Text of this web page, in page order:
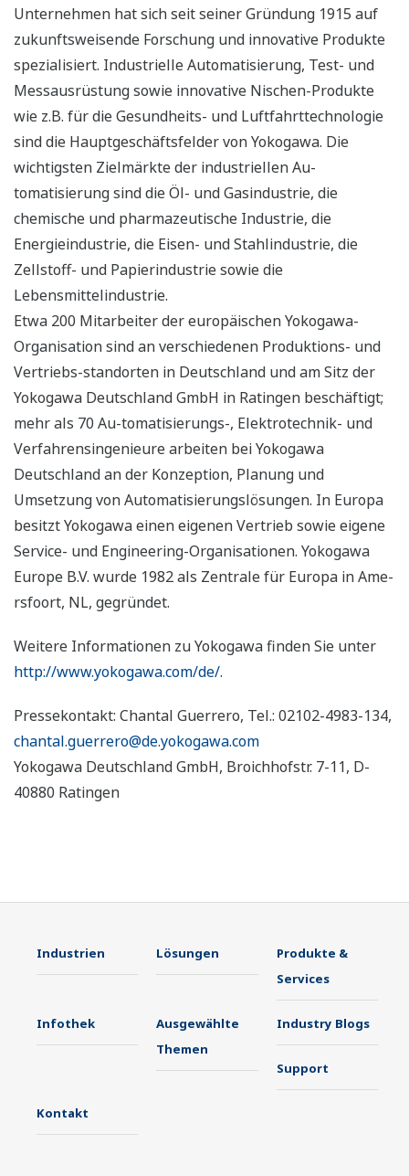
Unternehmen hat sich seit seiner Gründung 1915 auf
zukunftsweisende Forschung und innovative Produkte
spezialisiert. Industrielle Automatisierung, Test- und
Messausrüstung sowie innovative Nischen-Produkte
wie z.B. für die Gesundheits- und Luftfahrttechnologie
sind die Hauptgeschäftsfelder von Yokogawa. Die
wichtigsten Zielmärkte der industriellen Au-
tomatisierung sind die Öl- und Gasindustrie, die
chemische und pharmazeutische Industrie, die
Energieindustrie, die Eisen- und Stahlindustrie, die
Zellstoff- und Papierindustrie sowie die
Lebensmittelindustrie.
Etwa 200 Mitarbeiter der europäischen Yokogawa-
Organisation sind an verschiedenen Produktions- und
Vertriebs-standorten in Deutschland und am Sitz der
Yokogawa Deutschland GmbH in Ratingen beschäftigt;
mehr als 70 Au-tomatisierungs-, Elektrotechnik- und
Verfahrensingenieure arbeiten bei Yokogawa
Deutschland an der Konzeption, Planung und
Umsetzung von Automatisierungslösungen. In Europa
besitzt Yokogawa einen eigenen Vertrieb sowie eigene
Service- und Engineering-Organisationen. Yokogawa
Europe B.V. wurde 1982 als Zentrale für Europa in Ame-
rsfoort, NL, gegründet.
Weitere Informationen zu Yokogawa finden Sie unter
http://www.yokogawa.com/de/.
Pressekontakt: Chantal Guerrero, Tel.: 02102-4983-134,
chantal.guerrero@de.yokogawa.com
Yokogawa Deutschland GmbH, Broichhofstr. 7-11, D-
40880 Ratingen
Industrien Lösungen
Produkte &
Services
Infothek
Ausgewählte
Themen
Industry Blogs
Support
Kontakt